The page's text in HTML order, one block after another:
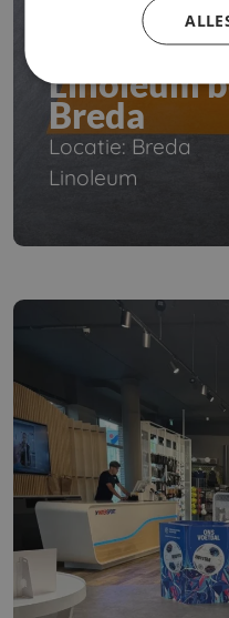
Linoleum
Breda
Locatie: Breda
Linoleum